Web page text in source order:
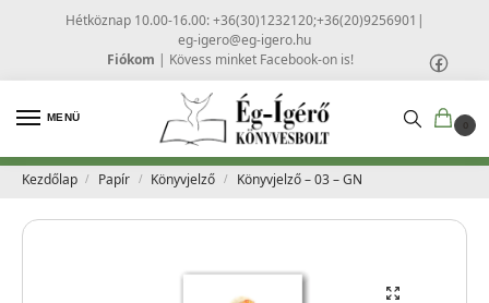
Hétköznap 10.00-16.00: +36(30)1232120;+36(20)9256901 |
eg-igero@eg-igero.hu
Fiókom | Kövess minket Facebook-on is!
MENÜ
0
Kezdőlap / Papír / Könyvjelző / Könyvjelző – 03 – GN